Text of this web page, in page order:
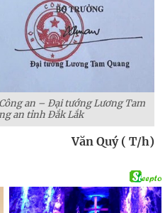
an – Đại tướng Lương Tam
an tỉnh Đắk Lắk
Văn Quý ( T/h)